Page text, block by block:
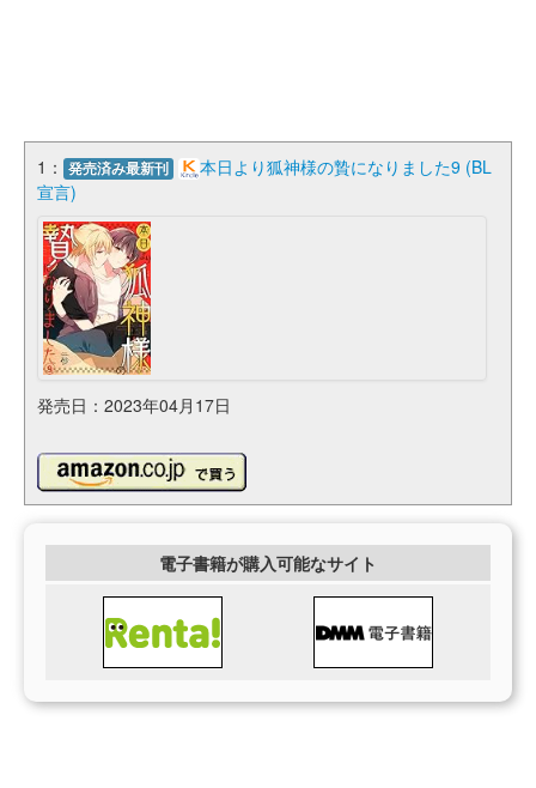
1： 発売済み最新刊
本日より狐神様の贄になりました9 (BL
宣言)
発売日：2023年04月17日
電子書籍が購入可能なサイト